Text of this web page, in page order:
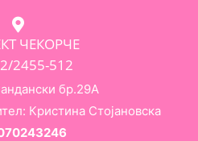
ЧЕКОРЧЕ
2455-512
бр.29А
Кристина Стојановска